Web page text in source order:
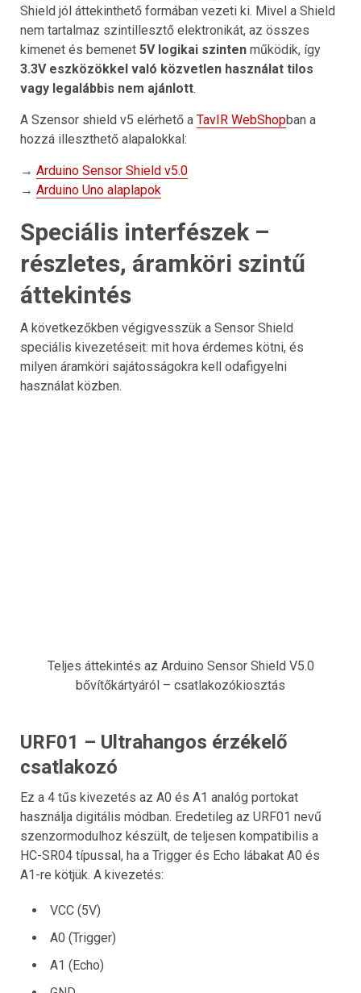
Shield jól áttekinthető formában vezeti ki. Mivel a Shield
nem tartalmaz szintillesztő elektronikát, az összes
kimenet és bemenet 5V logikai szinten működik, így
3.3V eszközökkel való közvetlen használat tilos
vagy legalábbis nem ajánlott.
A Szensor shield v5 elérhető a TavIR WebShopban a
hozzá illeszthető alapalokkal:
→ Arduino Sensor Shield v5.0
→ Arduino Uno alaplapok
Speciális interfészek –
részletes, áramköri szintű
áttekintés
A következőkben végigvesszük a Sensor Shield
speciális kivezetéseit: mit hova érdemes kötni, és
milyen áramköri sajátosságokra kell odafigyelni
használat közben.
Teljes áttekintés az Arduino Sensor Shield V5.0
bővítőkártyáról – csatlakozókiosztás
URF01 – Ultrahangos érzékelő
csatlakozó
Ez a 4 tűs kivezetés az A0 és A1 analóg portokat
használja digitális módban. Eredetileg az URF01 nevű
szenzormodulhoz készült, de teljesen kompatibilis a
HC-SR04 típussal, ha a Trigger és Echo lábakat A0 és
A1-re kötjük. A kivezetés:
VCC (5V)
A0 (Trigger)
A1 (Echo)